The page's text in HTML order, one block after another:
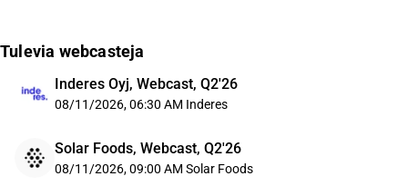
Tulevia webcasteja
Inderes Oyj, Webcast, Q2'26
08/11/2026, 06:30 AM Inderes
Solar Foods, Webcast, Q2'26
08/11/2026, 09:00 AM Solar Foods